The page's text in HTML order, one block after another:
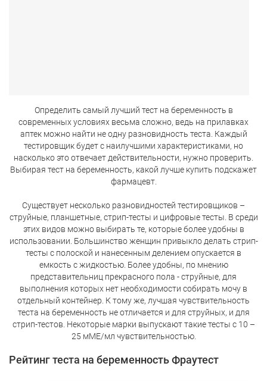
Определить самый лучший тест на беременность в
современных условиях весьма сложно, ведь на прилавках
аптек можно найти не одну разновидность теста. Каждый
тестировщик будет с наилучшими характеристиками, но
насколько это отвечает действительности, нужно проверить.
Выбирая тест на беременность, какой лучше купить подскажет
фармацевт.
Существует несколько разновидностей тестировщиков –
струйные, планшетные, стрип-тесты и цифровые тесты. В среди
этих видов можно выбирать те, которые более удобны в
использовании. Большинство женщин привыкло делать стрип-
тесты с полоской и нанесенным делением опускается в
емкость с жидкостью. Более удобны, по мнению
представительниц прекрасного пола - струйные, для
выполнения которых нет необходимости собирать мочу в
отдельный контейнер. К тому же, лучшая чувствительность
теста на беременность не отличается и для струйных, и для
стрип-тестов. Некоторые марки выпускают такие тесты с 10 –
25 мМЕ/мл чувствительностью.
Рейтинг теста на беременность Фраутест